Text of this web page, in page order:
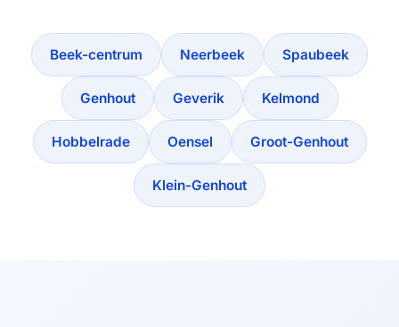
Beek-centrum Neerbeek Spaubeek
Genhout Geverik Kelmond
Hobbelrade Oensel Groot-Genhout
Klein-Genhout